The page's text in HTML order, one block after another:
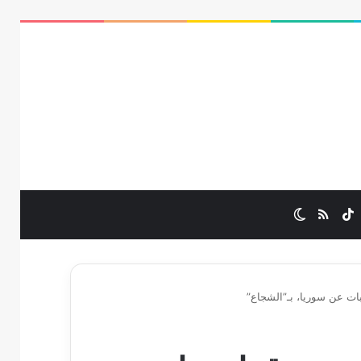
‫TikTokملخص الموقع RSS
الوضع المظلم
عن سوريا، بـ”الشجاع”